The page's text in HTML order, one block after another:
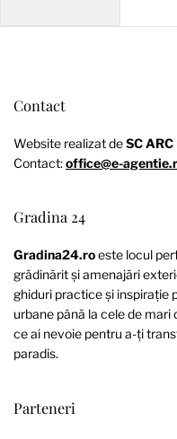
Contact
Website realizat deSC
Contact:office@e-
Gradina 24
Gradina24.roeste locul
grădinărit și amenajări
ghiduri practice și inspirație
urbane până la cele de
ce ai nevoie pentru a-ți
paradis.
Parteneri